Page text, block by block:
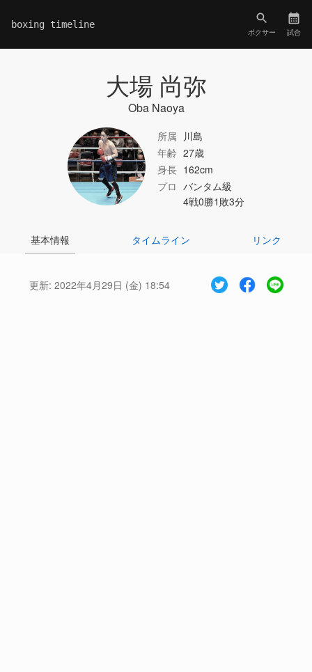
boxing timeline
ボクサー 試合
大場 尚弥
Oba Naoya
所属 川島
年齢 27歳
身長 162cm
プロ バンタム級
4戦0勝1敗3分
基本情報 タイムライン リンク
更新: 2022年4月29日 (金) 18:54